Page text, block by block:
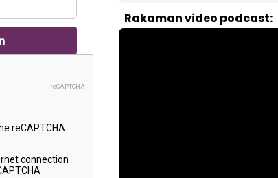
Rakaman video podcast: